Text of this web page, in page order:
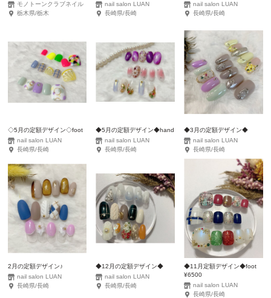
モノトーンクラブネイル
栃木県/栃木
nail salon LUAN
長崎県/長崎
nail salon LUAN
長崎県/長崎
◇5月の定額デザイン◇foot
nail salon LUAN
長崎県/長崎
◆5月の定額デザイン◆hand
nail salon LUAN
長崎県/長崎
◆3月の定額デザイン◆
nail salon LUAN
長崎県/長崎
2月の定額デザイン♪
nail salon LUAN
長崎県/長崎
◆12月の定額デザイン◆
nail salon LUAN
長崎県/長崎
◆11月定額デザイン◆foot
¥6500
nail salon LUAN
長崎県/長崎